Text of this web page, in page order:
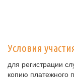
Условия
для регистрации
копию платежного